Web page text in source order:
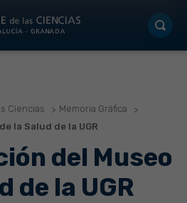
Ciencias
Memoria Gráfica
la Salud de la UGR
del Museo
de la UGR